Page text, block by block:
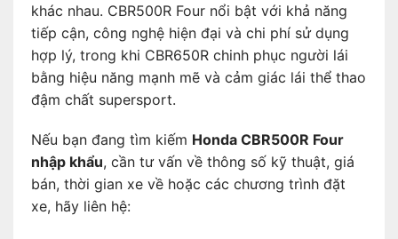
khác nhau. CBR500R Four nổi bật với khả năng
tiếp cận, công nghệ hiện đại và chi phí sử dụng
hợp lý, trong khi CBR650R chinh phục người lái
bằng hiệu năng mạnh mẽ và cảm giác lái thể thao
đậm chất supersport.
Nếu bạn đang tìm kiếm Honda CBR500R Four
nhập khẩu, cần tư vấn về thông số kỹ thuật, giá
bán, thời gian xe về hoặc các chương trình đặt
xe, hãy liên hệ: